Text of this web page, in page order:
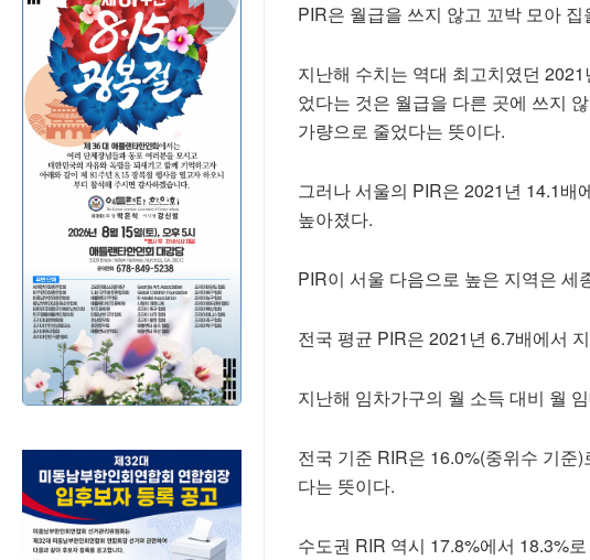
PIR은 월급을 쓰지 않고 꼬박 모아
지난해 수치는 역대 최고치였던
었다는 것은 월급을 다른 곳에 쓰지
가량으로 줄었다는 뜻이다.
그러나 서울의 PIR은 2021년 14.1배
높아졌다.
PIR이 서울 다음으로 높은 지역은 세
전국 평균 PIR은 2021년 6.7배에서
지난해 임차가구의 월 소득 대비 월
전국 기준 RIR은 16.0%(중위수 기준
다는 뜻이다.
수도권 RIR 역시 17.8%에서 18.3%